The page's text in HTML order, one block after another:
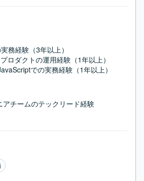
務経験（3年以上）
ロダクトの運用経験（1年以上）
での実務経験（1年以上）
アチームのテックリード経験